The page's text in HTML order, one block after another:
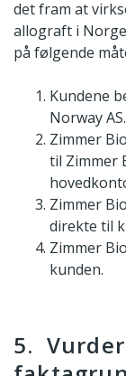
det fram at
allograft i
på følgende
Kundene
Norway AS.
Zimmer
til Zimmer
Zimmer
direkte til
Zimmer
kunden.
5.